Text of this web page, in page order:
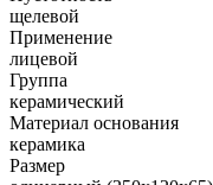
щелевой
Применение
лицевой
Группа
керамический
Материал основания
керамика
Размер